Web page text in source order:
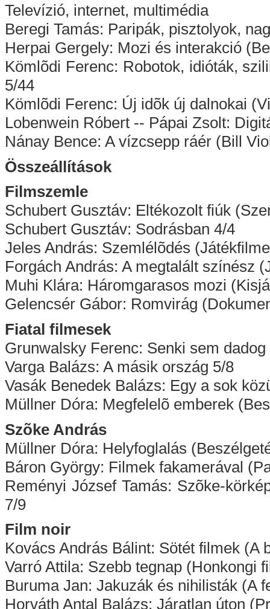
Televízió, internet, multimédia
Beregi Tamás: Paripák, pisztolyok,
Herpai Gergely: Mozi és interakció
Kömlõdi Ferenc: Robotok, idióták,
5/44
Kömlõdi Ferenc: Új idõk új dalnokai
Lobenwein Róbert -- Pápai Zsolt:
Nánay Bence: A vízcsepp ráér (Bill
Összeállítások
Filmszemle
Schubert Gusztáv: Eltékozolt fiúk
Schubert Gusztáv: Sodrásban 4/4
Jeles András: Szemlélõdés
Forgách András: A megtalált színész
Muhi Klára: Háromgarasos mozi
Gelencsér Gábor: Romvirág
Fiatal filmesek
Grunwalsky Ferenc: Senki sem dadog
Varga Balázs: A másik ország 5/8
Vasák Benedek Balázs: Egy a sok
Müllner Dóra: Megfelelõ emberek
Szõke András
Müllner Dóra: Helyfoglalás
Báron György: Filmek fakamerával
Reményi József Tamás: Szõke-
7/9
Film noir
Kovács András Bálint: Sötét filmek (A
Varró Attila: Szebb tegnap (Honkongi
Buruma Jan: Jakuzák és nihilisták (A
Horváth Antal Balázs: Járatlan úton